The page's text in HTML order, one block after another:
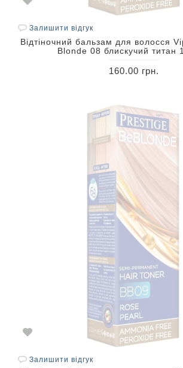
Залишити відгук
Відтіночний бальзам для волосся
Blonde 08 блискучий титан
160.00 грн.
Залишити відгук